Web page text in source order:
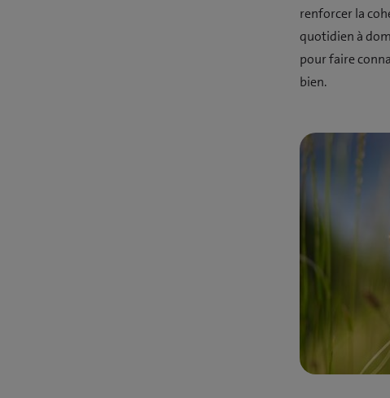
renforcer la
quotidien à
pour faire
bien.